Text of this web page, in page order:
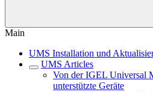
Main
UMS Installation und
UMS Articles
Von der IGEL Universal
unterstützte Geräte